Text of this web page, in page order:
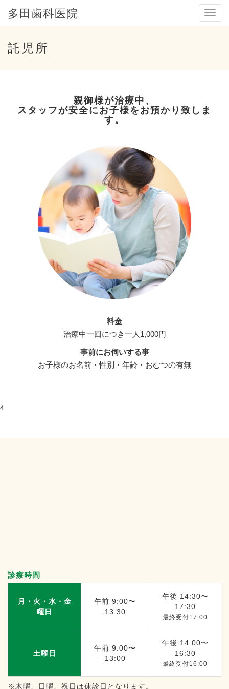
メ
ニ
多田歯科医院
託児所
親御様が治療中、
スタッフが安全にお子様をお預かり致しま
す。
料金
治療中一回につき一人1,000円
事前にお伺いする事
お子様のお名前・性別・年齢・おむつの有無
4
診療時間
月・火・水・金
曜日
午前 9:00〜
13:30
午後 14:30〜
17:30
最終受付17:00
土曜日
午前 9:00〜
13:00
午後 14:00〜
16:30
最終受付16:00
※木曜、日曜、祝日は休診日となります。